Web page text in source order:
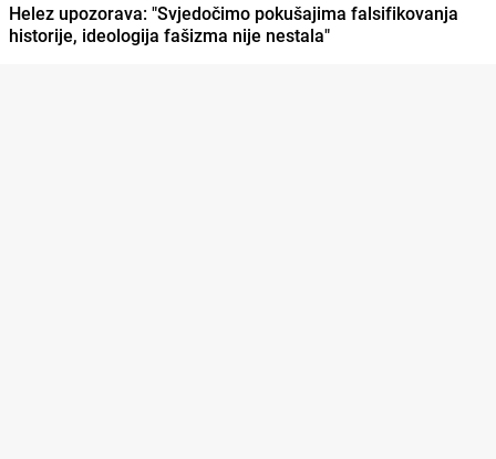
Helez upozorava: "Svjedočimo pokušajima falsifikovanja
historije, ideologija fašizma nije nestala"